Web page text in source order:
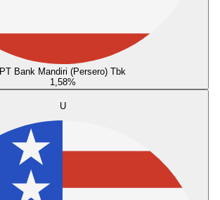
PT Bank Mandiri (Persero) Tbk
1,58%
U